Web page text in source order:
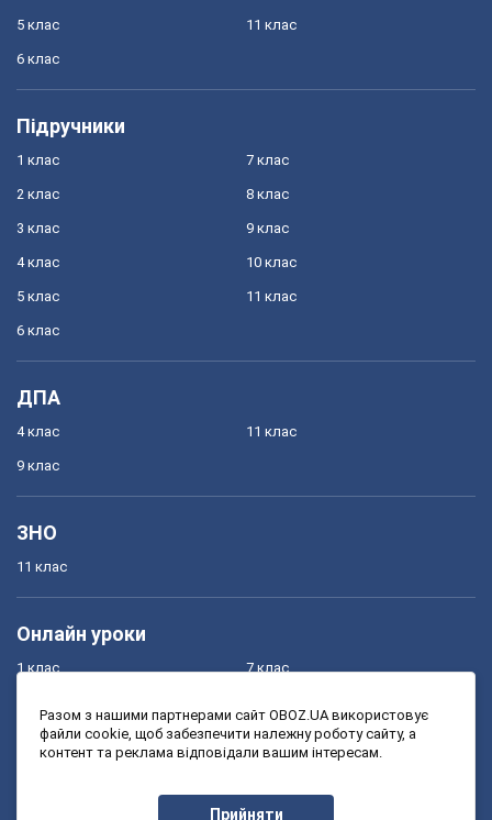
5 клас
6 клас
11 клас
Підручники
1 клас
2 клас
3 клас
4 клас
5 клас
6 клас
7 клас
8 клас
9 клас
10 клас
11 клас
ДПА
4 клас
9 клас
11 клас
ЗНО
11 клас
Онлайн уроки
1 клас
3 клас
7 клас
9 клас
Разом з нашими партнерами сайт OBOZ.UA використовує
файли cookie, щоб забезпечити належну роботу сайту, а
контент та реклама відповідали вашим інтересам.
Прийняти